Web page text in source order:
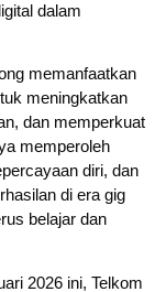
dalam
memanfaatkan
meningkatkan
dan memperkuat
memperoleh
diri, dan
di era gig
belajar dan
2026 ini, Telkom